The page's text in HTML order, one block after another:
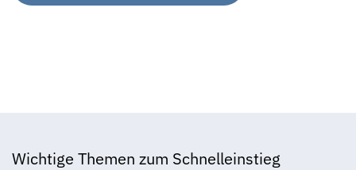
Wichtige Themen zum Schnelleinstieg